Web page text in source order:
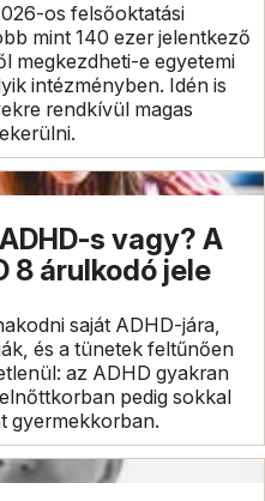
os felsőoktatási
mint 140 ezer jelentkező
megkezdheti-e egyetemi
intézményben. Idén is
rendkívül magas
s vagy? A
8 árulkodó jele
saját ADHD-jára,
és a tünetek feltűnően
az ADHD gyakran
pedig sokkal
gyermekkorban.